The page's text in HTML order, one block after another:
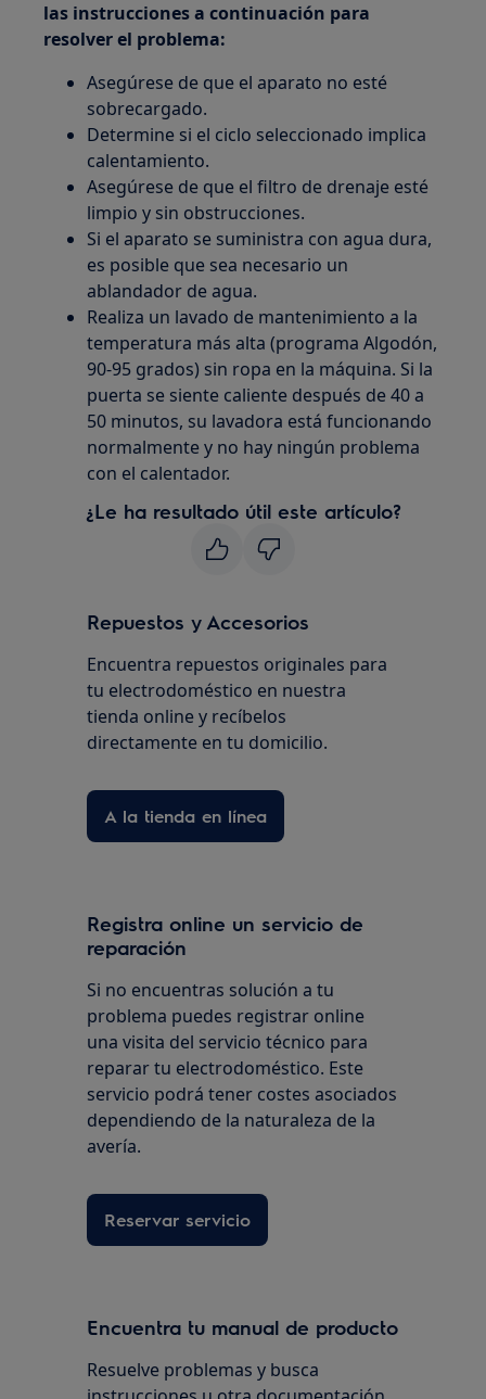
las instrucciones a continuación para
resolver el problema:
Asegúrese de que el aparato no esté
sobrecargado.
Determine si el ciclo seleccionado implica
calentamiento.
Asegúrese de que el filtro de drenaje esté
limpio y sin obstrucciones.
Si el aparato se suministra con agua dura,
es posible que sea necesario un
ablandador de agua.
Realiza un lavado de mantenimiento a la
temperatura más alta (programa Algodón,
90-95 grados) sin ropa en la máquina. Si la
puerta se siente caliente después de 40 a
50 minutos, su lavadora está funcionando
normalmente y no hay ningún problema
con el calentador.
¿Le ha resultado útil este artículo?
Repuestos y Accesorios
Encuentra repuestos originales para
tu electrodoméstico en nuestra
tienda online y recíbelos
directamente en tu domicilio.
A la tienda en línea
Registra online un servicio de
reparación
Si no encuentras solución a tu
problema puedes registrar online
una visita del servicio técnico para
reparar tu electrodoméstico. Este
servicio podrá tener costes asociados
dependiendo de la naturaleza de la
avería.
Reservar servicio
Encuentra tu manual de producto
Resuelve problemas y busca